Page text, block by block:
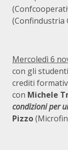
(Confindustria
Mercoledì 6
con gli
crediti
con Michele
condizioni per
Pizzo